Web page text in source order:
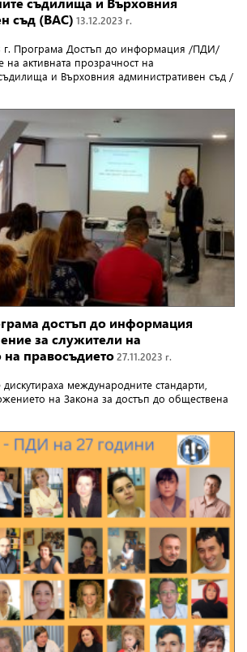
съд (ВАС) 13.12.2023 г.
г. Програма Достъп до информация /ПДИ/
на активната прозрачност на
и Върховния административен съд /
достъп до информация
за служители на
на правосъдието 27.11.2023 г.
международните стандарти,
на Закона за достъп до обществена